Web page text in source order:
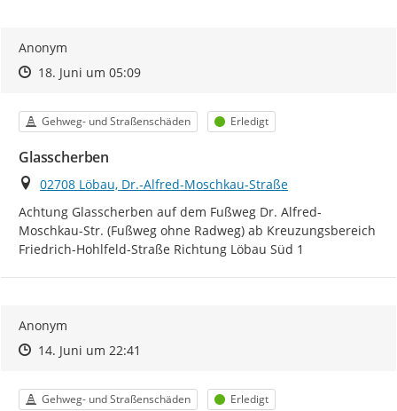
Anonym
Zeitpunkt des Erstellens
Zeitpunkt des Erstellens
18. Juni um 05:09Zur Äußerung
Kategorie
Gehweg- und Straßenschäden Status
Erledigt
Glasscherben
Ort
02708 Löbau, Dr.-Alfred-Moschkau-Straße
Achtung Glasscherben auf dem Fußweg Dr. Alfred-
Moschkau-Str. (Fußweg ohne Radweg) ab Kreuzungsbereich
Friedrich-Hohlfeld-Straße Richtung Löbau Süd 1
Anonym
Zeitpunkt des Erstellens
Zeitpunkt des Erstellens
14. Juni um 22:41
Kategorie
Gehweg- und Straßenschäden Status
Erledigt